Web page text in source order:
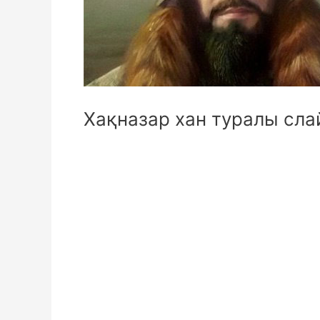
Хақназар хан туралы